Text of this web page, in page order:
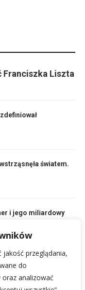
przeglądania,
do
analizować
Franciszka Liszta
światem.
i jego miliardowy
z Angeliną Jolie